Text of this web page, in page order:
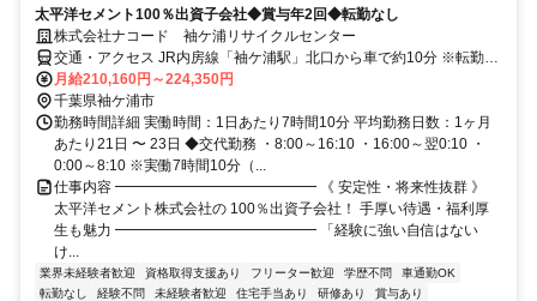
太平洋セメント100％出資子会社◆賞与年2回◆転勤なし
株式会社ナコード 袖ケ浦リサイクルセンター
交通・アクセス JR内房線「袖ケ浦駅」北口から車で約10分 ※転勤な
し
月給210,160円～224,350円
千葉県袖ケ浦市
勤務時間詳細 実働時間：1日あたり7時間10分 平均勤務日数：1ヶ月
あたり21日 〜 23日 ◆交代勤務 ・8:00～16:10 ・16:00～翌0:10 ・
0:00～8:10 ※実働7時間10分（...
仕事内容 ━━━━━━━━━━━━━━ 《 安定性・将来性抜群 》
太平洋セメント株式会社の 100％出資子会社！ 手厚い待遇・福利厚
生も魅力 ━━━━━━━━━━━━━━ 「経験に強い自信はない
け...
業界未経験者歓迎 資格取得支援あり フリーター歓迎 学歴不問
車通勤OK
転勤なし
経験不問 未経験者歓迎 住宅手当あり 研修あり
賞与あり